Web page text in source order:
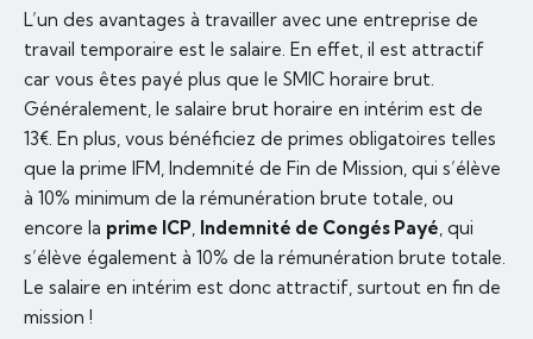
L’un des avantages à travailler avec une entreprise de
travail temporaire est le salaire. En effet, il est attractif
car vous êtes payé plus que le SMIC horaire brut.
Généralement, le salaire brut horaire en intérim est de
13€. En plus, vous bénéficiez de primes obligatoires telles
que la prime IFM, Indemnité de Fin de Mission, qui s’élève
à 10% minimum de la rémunération brute totale, ou
encore la prime ICP, Indemnité de Congés Payé, qui
s’élève également à 10% de la rémunération brute totale.
Le salaire en intérim est donc attractif, surtout en fin de
mission !